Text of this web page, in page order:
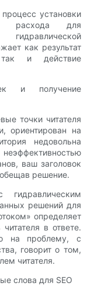
установки
расхода для
как результат
так и действие
и получение
точки читателя
ориентирован на
недовольна
ваш заголовок
решение.
решений для
определяет
в ответе.
на проблему, с
говорит о том,
читателя.
слова для SEO